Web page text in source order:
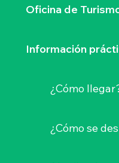
Oficina de
Información
¿Cómo
¿Cómo se
Clisson
NOSOTROS